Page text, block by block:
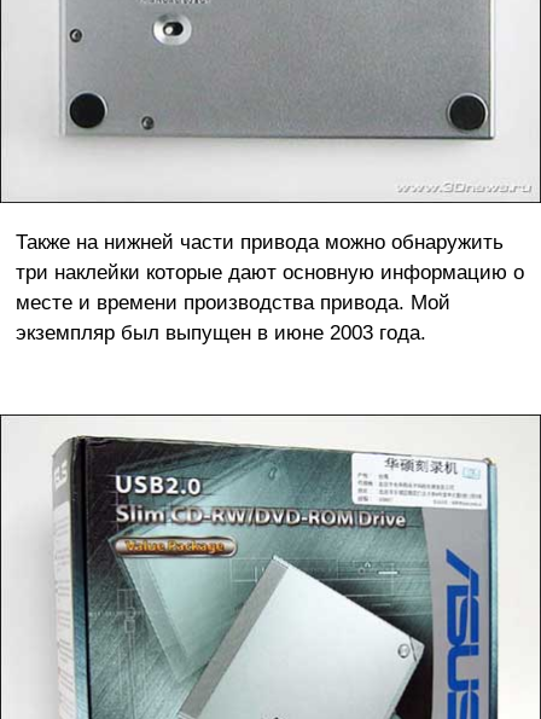
Также на нижней части привода можно обнаружить
три наклейки которые дают основную информацию о
месте и времени производства привода. Мой
экземпляр был выпущен в июне 2003 года.